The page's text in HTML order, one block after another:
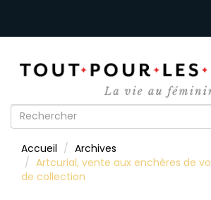
Formulaire
recherche
Accueil
Archives
Artcurial, vente aux enchères de
de collection